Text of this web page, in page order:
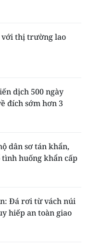
với thị trường lao
dịch 500 ngày
đích sớm hơn 3
dân sơ tán khẩn,
tình huống khẩn cấp
Đá rơi từ vách núi
hiếp an toàn giao